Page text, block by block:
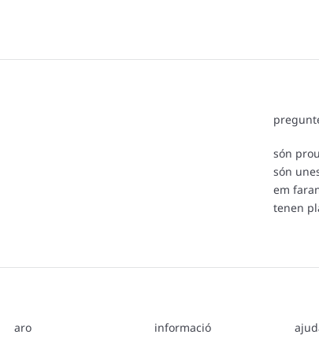
són
són
em
tenen
aro informació